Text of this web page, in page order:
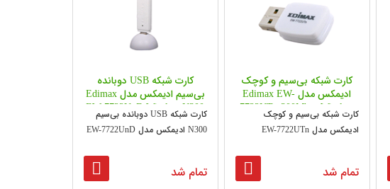
کارت شبکه بی‌سیم و کوچک
ادیمکس مدل Edimax EW-
7722UTn 300Mbps Wireless
802.11bgn Mini-Size USB
Adapter
کارت شبکه بی‌سیم و کوچک
ادیمکس مدل EW-7722UTn
تمام شد
کارت شبکه USB دوبانده
بی‌سیم ادیمکس مدل Edimax
EW-7722UnD Wireless N300
Dual-Band USB Adapter
کارت شبکه USB دوبانده بی‌سیم
N300 ادیمکس مدل EW-7722UnD
تمام شد